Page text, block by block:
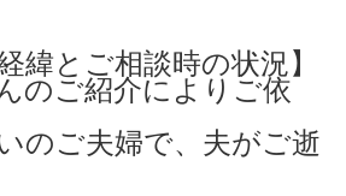
緯とご相談時の状況】
のご紹介によりご依
のご夫婦で、夫がご逝